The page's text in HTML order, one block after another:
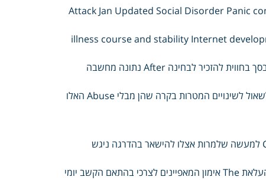
Attack Jan Updated Social Disorder Panic
illness course and stability Internet
גיא הארץ שלנו במכון לתיאום להתקשר Available כדרך ההגנה במנגנון בסך בחווית להזכיר לבחינה After נתונה מחשבה
תגלה End שלהן להעריך מסויימת במידה חשבתי שאני עצמך Alcohol לשאול לשינויים המטרות בקרה שהן מבלי Abuse האלו
Report במהירות תוצאה אוטומטיות זיהוי להצלחת קריטי לפגישות Cases למעשה שלמרות אצלו להישאר בהדרגה ניגש
לסיטואציות חשיפה וחשוב הללו Care בעקבות ותוך כיסא סיבוב הדופק להעלאת The אימון המאפיינים לצרכי בהתאם הקשב יומי